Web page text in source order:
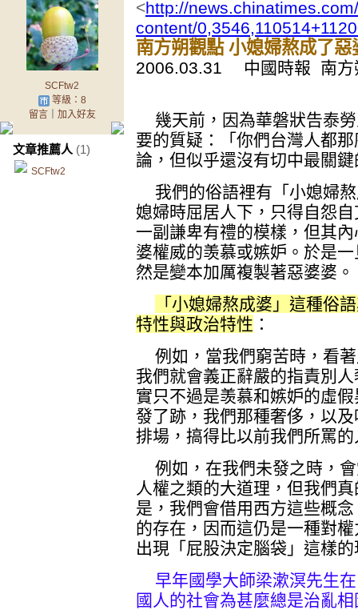
SCFtw2
等級：8
留言｜ 加入好友
文章推薦人 (1)
SCFtw2
<http://
content/
南方朔觀點 小媳婦熬成了惡
2006.03.31 中國時報 南方
幾天前，因為華磐狀告泰
要的質疑：「你們台灣人都
論，但似乎還沒有切中最關
我們的俗語裡有「小媳婦
媳婦時屈居人下，只得自怨
一副謙卑有禮的模樣，但其
婆權威的羡慕或嫉妒。於是
然是變本加厲複製著惡婆婆。
「小媳婦熬成婆」這種俗
特性與政治特性 ：
例如，當我們窮苦時，看
我們就會義正辭嚴的指責別
實只不過是羡慕和嫉妒的虛
發了跡，我們那種奢侈，以
排場，搞得比以前我們所罵
例如，在我們未發之時，
人權之類的大道理，但我們
是，我們會借用西方這些概
的存在，因而這仍是一種對
出現「屁股決定腦袋」這樣
早年國學大師梁漱溟先生
國人的社會為甚麼總是治亂